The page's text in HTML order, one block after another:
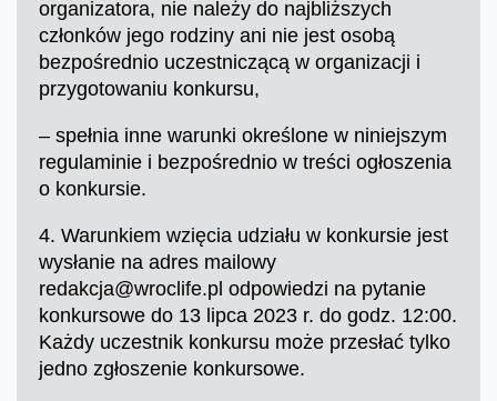
organizatora, nie należy do najbliższych
członków jego rodziny ani nie jest osobą
bezpośrednio uczestniczącą w organizacji i
przygotowaniu konkursu,
– spełnia inne warunki określone w niniejszym
regulaminie i bezpośrednio w treści ogłoszenia
o konkursie.
4. Warunkiem wzięcia udziału w konkursie jest
wysłanie na adres mailowy
redakcja@wroclife.pl odpowiedzi na pytanie
konkursowe do 13 lipca 2023 r. do godz. 12:00.
Każdy uczestnik konkursu może przesłać tylko
jedno zgłoszenie konkursowe.